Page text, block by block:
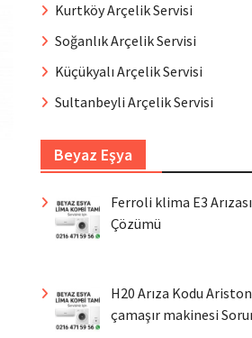
Kurtköy Arçelik Servisi
Soğanlık Arçelik Servisi
Küçükyalı Arçelik Servisi
Sultanbeyli Arçelik Servisi
Beyaz Eşya
Ferroli klima E3 Arızası
Çözümü
H20 Arıza Kodu Ariston
çamaşır makinesi